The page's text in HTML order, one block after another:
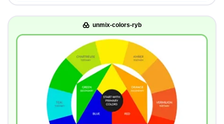
unmix-colors-ryb